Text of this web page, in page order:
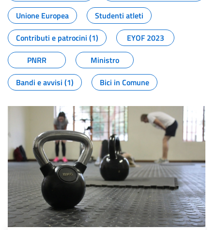
Unione Europea
Studenti atleti
Contributi e patrocini (1)
EYOF 2023
PNRR
Ministro
Bandi e avvisi (1)
Bici in Comune